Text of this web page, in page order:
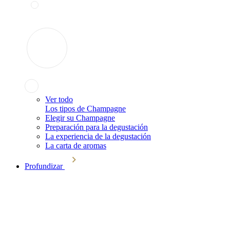
Ver todo
Los tipos de Champagne
Elegir su Champagne
Preparación para la degustación
La experiencia de la degustación
La carta de aromas
Profundizar